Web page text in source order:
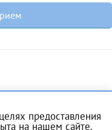
Telegram Max
предоставления
на нашем сайте.